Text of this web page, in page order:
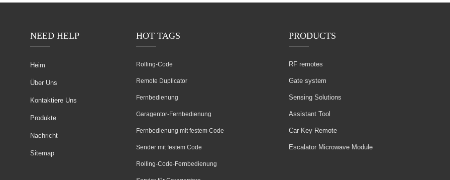
NEED HELP
Heim
Über Uns
Kontaktiere Uns
Produkte
Nachricht
Sitemap
HOT TAGS
Rolling-Code
Remote Duplicator
Fernbedienung
Garagentor-Fernbedienung
Fernbedienung mit festem Code
Sender mit festem Code
Rolling-Code-Fernbedienung
PRODUCTS
RF remotes
Gate system
Sensing Solutions
Assistant Tool
Car Key Remote
Escalator Microwave Module